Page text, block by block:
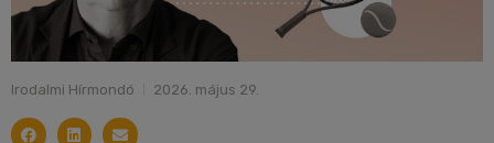
Irodalmi Hírmondó 2026. május 29.